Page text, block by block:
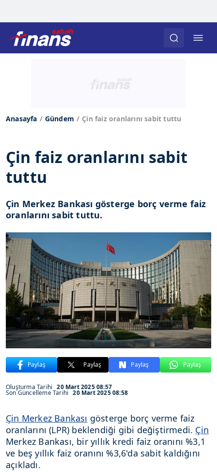
Anasayfa Gündem Çin faiz oranlarını sabit tuttu
Çin faiz oranlarını sabit
tuttu
Çin Merkez Bankası gösterge borç verme faiz
oranlarını sabit tuttu.
Paylaş Paylaş Paylaş Paylaş
Oluşturma Tarihi 20 Mart 2025 08:57
Son Güncelleme Tarihi 20 Mart 2025 08:58
Çin Merkez Bankası gösterge borç verme faiz
oranlarını (LPR) beklendiği gibi değiştirmedi. Çin
Merkez Bankası, bir yıllık kredi faiz oranını %3,1
ve beş yıllık faiz oranını %3,6'da sabit kaldığını
açıkladı.